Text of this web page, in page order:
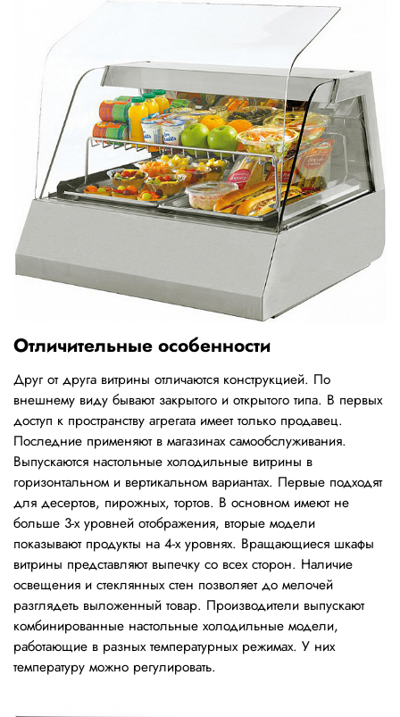
Отличительные особенности
Друг от друга витрины отличаются конструкцией. По
внешнему виду бывают закрытого и открытого типа. В первых
доступ к пространству агрегата имеет только продавец.
Последние применяют в магазинах самообслуживания.
Выпускаются настольные холодильные витрины в
горизонтальном и вертикальном вариантах. Первые подходят
для десертов, пирожных, тортов. В основном имеют не
больше 3-х уровней отображения, вторые модели
показывают продукты на 4-х уровнях. Вращающиеся шкафы
витрины представляют выпечку со всех сторон. Наличие
освещения и стеклянных стен позволяет до мелочей
разглядеть выложенный товар. Производители выпускают
комбинированные настольные холодильные модели,
работающие в разных температурных режимах. У них
температуру можно регулировать.